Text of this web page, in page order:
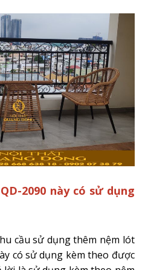
2090 này có sử dụng
cầu sử dụng thêm nệm lót
có sử dụng kèm theo được